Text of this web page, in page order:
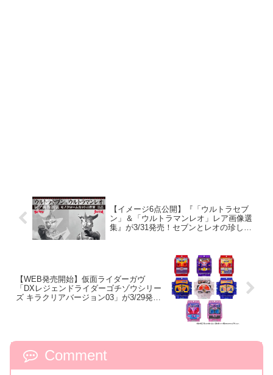
【イメージ6点公開】『「ウルトラセブ
ン」＆「ウルトラマンレオ」レア画像選
集』が3/31発売！セブンとレオの珍しい
【WEB発売開始】仮面ライダーガヴ
「DXレジェンドライダーゴチゾウシリー
ズ キラクリアバージョン03」が3/29発
Comment